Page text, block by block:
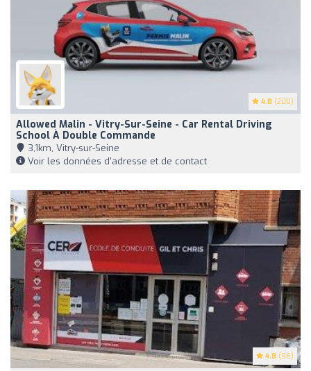
4.8 (200)
Allowed Malin - Vitry-Sur-Seine - Car Rental Driving
School À Double Commande
3,1km, Vitry-sur-Seine
Voir les données d'adresse et de contact
4.8 (96)